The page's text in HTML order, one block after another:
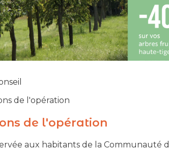
de l'opération
de l'opération
aux habitants de la Communauté